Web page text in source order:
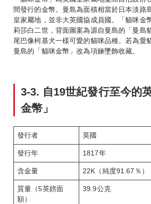
間發行的金幣。曼島為面積相當於日本淡路
皇家屬地，並非大英國協成員國。「貓咪金
莉莎白二世，背面圖案為源自曼島的「曼島
尾巴像柯基犬一樣可愛的貓咪品種。若為愛
曼島的「貓咪金幣」改為項鍊墜飾收藏。
3-3. 自19世紀發行至今的
金幣」
發行者 英國
發行年 1817年
含金量 22K（純度91.67％）
質量（5英鎊面
額）
39.9公克